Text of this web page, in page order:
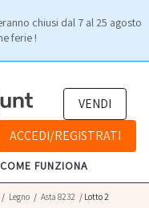
chiusi dal 7 al 25 agosto
ferie !
VENDI
ACCEDI/REGISTRATI
COME FUNZIONA
/ Legno / Asta 8232 / Lotto 2